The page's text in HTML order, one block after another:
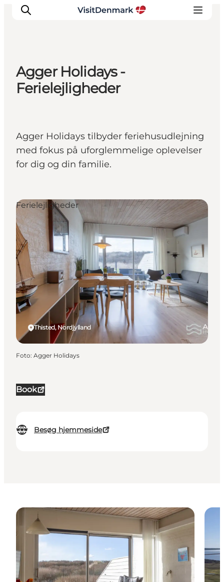
Inspiration
Destinationer
Planlæg ferien
Agger Holidays -
Ferielejligheder
Agger Holidays tilbyder feriehusudlejning
med fokus på uforglemmelige oplevelser
for dig og din familie.
Book
Besøg hjemmeside
Thisted, Nordjylland
Ferielejligheder
Foto: Agger Holidays